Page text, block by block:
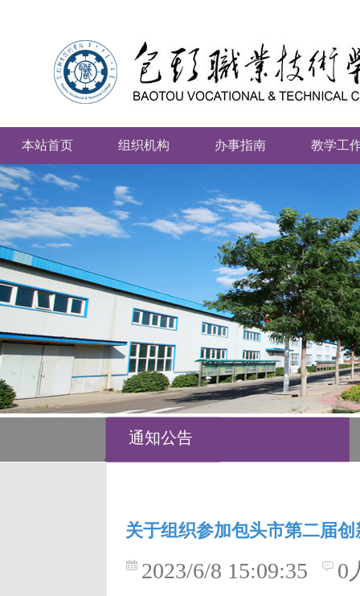
本站首页 组织机构 办事指南 教学工
通知公告
关于组织参加包头市第二届
2023/6/8 15:09:35 0